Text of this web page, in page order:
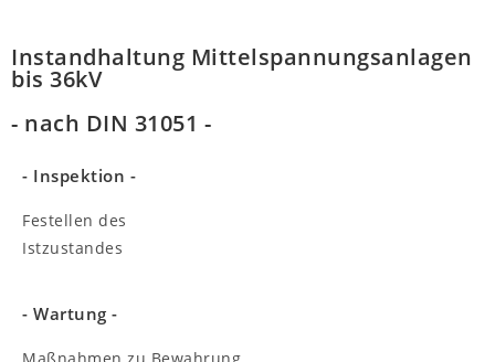
Instandhaltung Mittelspannungsanlagen
bis 36kV
- nach DIN 31051 -
- Inspektion -
Festellen des
Istzustandes
- Wartung -
Maßnahmen zu Bewahrung